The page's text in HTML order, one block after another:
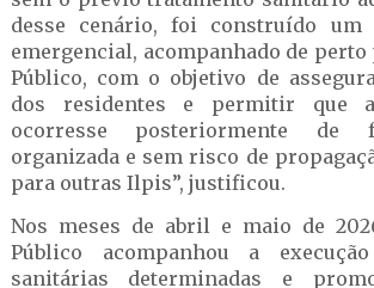
desse cenário, foi construído um
emergencial, acompanhado de
Público, com o objetivo de
dos residentes e permitir que
ocorresse posteriormente de
organizada e sem risco de
para outras Ilpis”, justificou.
Nos meses de abril e maio de
Público acompanhou a
sanitárias determinadas e